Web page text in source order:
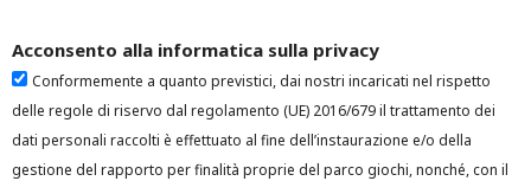
Acconsento alla informatica sulla privacy
Conformemente a quanto previstici, dai nostri incaricati nel rispetto
delle regole di riservo dal regolamento (UE) 2016/679 il trattamento dei
dati personali raccolti è effettuato al fine dell’instaurazione e/o della
gestione del rapporto per finalità proprie del parco giochi, nonché, con il